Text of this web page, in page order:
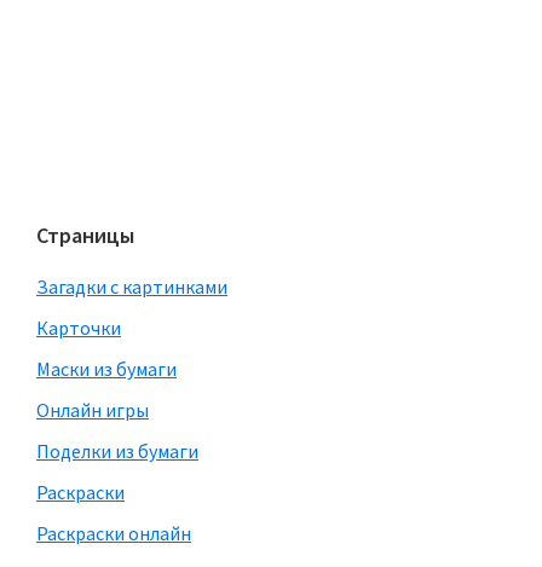
Страницы
Загадки с картинками
Карточки
Маски из бумаги
Онлайн игры
Поделки из бумаги
Раскраски
Раскраски онлайн